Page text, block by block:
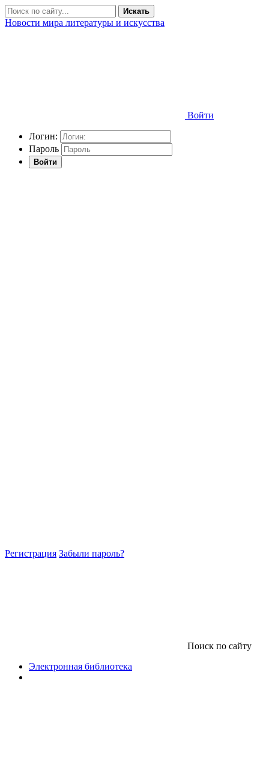
Искать
Новости мира литературы и искусства
Войти
Логин:
Пароль
Войти
Регистрация Забыли пароль?
Поиск по сайту
Электронная библиотека